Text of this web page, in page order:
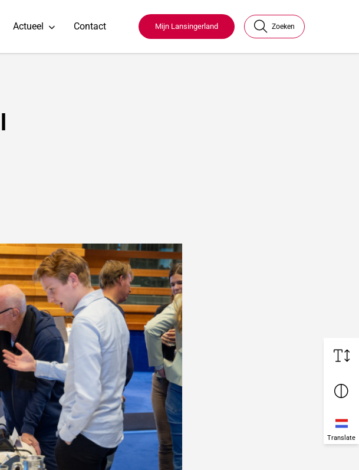
Actueel Contact Mijn Lansingerland Zoeken
Translate